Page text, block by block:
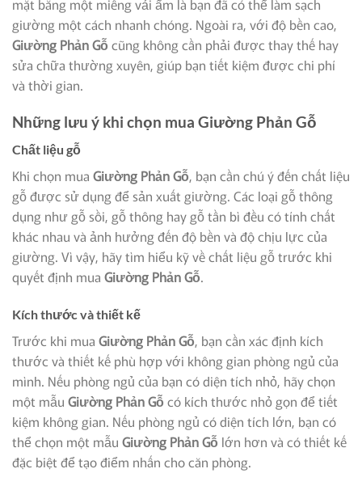
mặt bằng một miếng vải ẩm là bạn đã có thể làm sạch
giường một cách nhanh chóng. Ngoài ra, với độ bền cao,
Giường Phản Gỗ cũng không cần phải được thay thế hay
sửa chữa thường xuyên, giúp bạn tiết kiệm được chi phí
và thời gian.
Những lưu ý khi chọn mua Giường Phản Gỗ
Chất liệu gỗ
Khi chọn mua Giường Phản Gỗ, bạn cần chú ý đến chất liệu
gỗ được sử dụng để sản xuất giường. Các loại gỗ thông
dụng như gỗ sồi, gỗ thông hay gỗ tần bì đều có tính chất
khác nhau và ảnh hưởng đến độ bền và độ chịu lực của
giường. Vì vậy, hãy tìm hiểu kỹ về chất liệu gỗ trước khi
quyết định mua Giường Phản Gỗ.
Kích thước và thiết kế
Trước khi mua Giường Phản Gỗ, bạn cần xác định kích
thước và thiết kế phù hợp với không gian phòng ngủ của
mình. Nếu phòng ngủ của bạn có diện tích nhỏ, hãy chọn
một mẫu Giường Phản Gỗ có kích thước nhỏ gọn để tiết
kiệm không gian. Nếu phòng ngủ có diện tích lớn, bạn có
thể chọn một mẫu Giường Phản Gỗ lớn hơn và có thiết kế
đặc biệt để tạo điểm nhấn cho căn phòng.